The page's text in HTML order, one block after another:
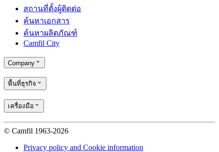
สถานที่ตั้งผู้ติดต่อ
ค้นหาเอกสาร
ค้นหาผลิตภัณฑ์
Camfil City
Company
พื้นที่ธุรกิจ
เครื่องมือ
© Camfil 1963-2026
Privacy policy and Cookie information